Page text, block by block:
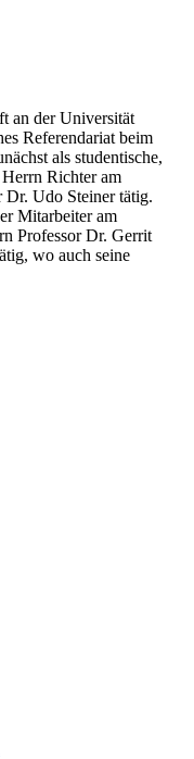
an der Universität
Referendariat beim
als studentische,
Richter am
Dr. Udo Steiner tätig.
Mitarbeiter am
Professor Dr. Gerrit
wo auch seine